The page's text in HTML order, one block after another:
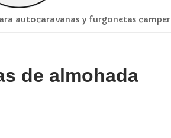
autocaravanas y furgonetas camper
de almohada